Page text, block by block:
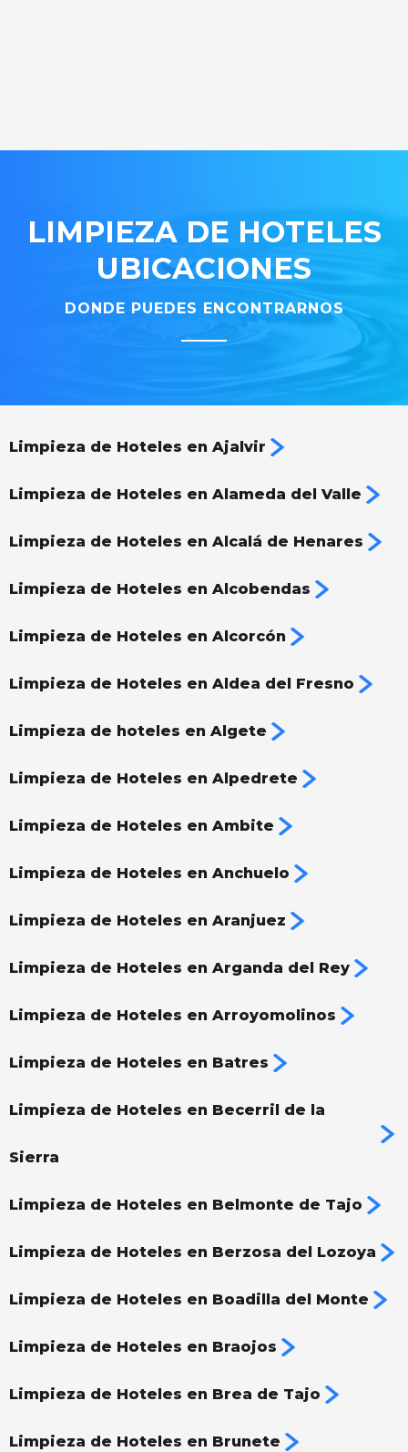
LIMPIEZA DE HOTELES
UBICACIONES
DONDE PUEDES ENCONTRARNOS
Limpieza de Hoteles en Ajalvir
Limpieza de Hoteles en Alameda del Valle
Limpieza de Hoteles en Alcalá de Henares
Limpieza de Hoteles en Alcobendas
Limpieza de Hoteles en Alcorcón
Limpieza de Hoteles en Aldea del Fresno
Limpieza de hoteles en Algete
Limpieza de Hoteles en Alpedrete
Limpieza de Hoteles en Ambite
Limpieza de Hoteles en Anchuelo
Limpieza de Hoteles en Aranjuez
Limpieza de Hoteles en Arganda del Rey
Limpieza de Hoteles en Arroyomolinos
Limpieza de Hoteles en Batres
Limpieza de Hoteles en Becerril de la
Sierra
Limpieza de Hoteles en Belmonte de Tajo
Limpieza de Hoteles en Berzosa del Lozoya
Limpieza de Hoteles en Boadilla del Monte
Limpieza de Hoteles en Braojos
Limpieza de Hoteles en Brea de Tajo
Limpieza de Hoteles en Brunete